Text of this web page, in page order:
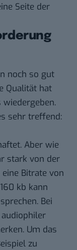
Seite der
noch so gut
Qualität hat
sehr treffend:
Aber wie
stark von der
eine Bitrate von
kb kann
Bei
Um das
zu